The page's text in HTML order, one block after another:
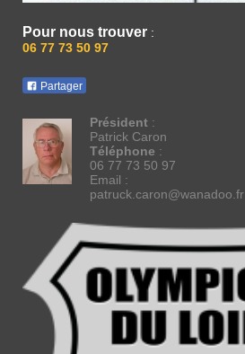
Pour nous trouver :
06 77 73 50 97
Partager
Président :
Patrick Caron
Téléphone :
06 77 73 50 97
Email :
patruck.caron@wanadoo.fr